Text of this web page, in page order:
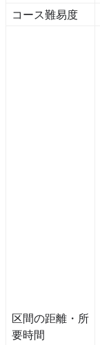
コース難易度
区間の距離・所
要時間